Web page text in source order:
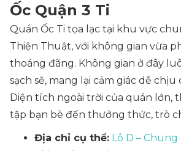
Ốc Quận 3 Ti
Quán Ốc Ti tọa lạc tại khu vực
Thiện Thuật, với không gian vừa
thoáng đãng. Không gian ở đây
sạch sẽ, mang lại cảm giác dễ
Diện tích ngoài trời của quán lớn,
tập bạn bè đến thưởng thức, trò
Địa chỉ cụ thể: Lô D –